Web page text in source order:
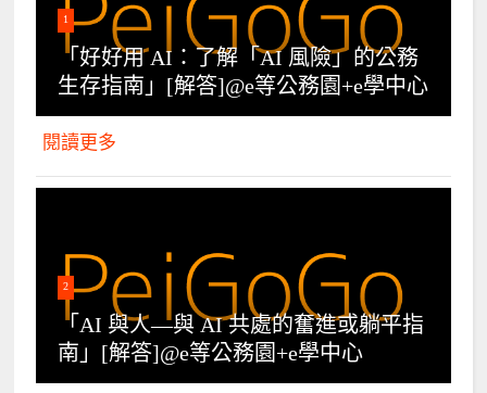
1
「好好用 AI：了解「AI 風險」的公務
生存指南」[解答]@e等公務園+e學中心
閱讀更多
2
「AI 與人—與 AI 共處的奮進或躺平指
南」[解答]@e等公務園+e學中心